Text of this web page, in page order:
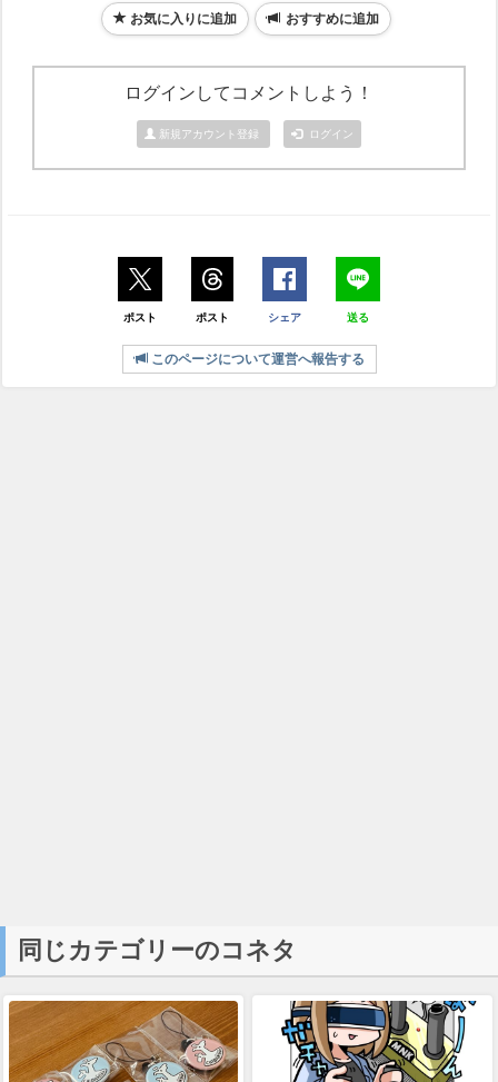
お気に入りに追加 おすすめに追加
ログインしてコメントしよう！
新規アカウント登録 ログイン
ポスト ポスト シェア 送る
このページについて運営へ報告する
同じカテゴリーのコネタ